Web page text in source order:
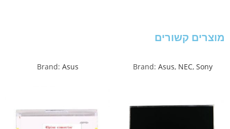
מוצרים קשורים
Brand: Asus, NEC, Sony
Brand: Asus